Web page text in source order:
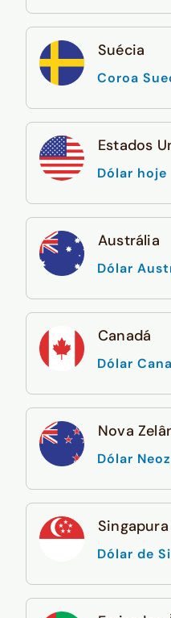
Suécia
Coroa
Estados
Dólar hoje
Austrália
Dólar
Canadá
Dólar
Nova
Dólar
Singapura
Dólar de